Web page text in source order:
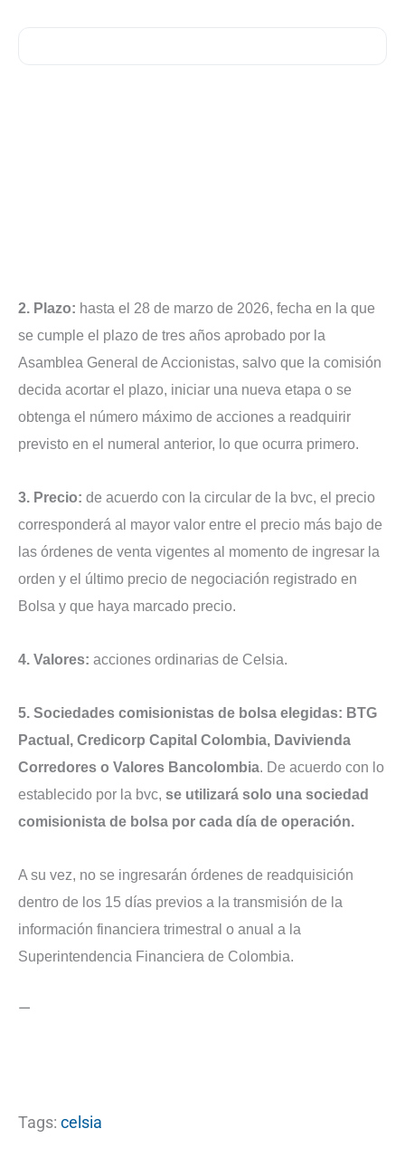
2. Plazo: hasta el 28 de marzo de 2026, fecha en la que
se cumple el plazo de tres años aprobado por la
Asamblea General de Accionistas, salvo que la comisión
decida acortar el plazo, iniciar una nueva etapa o se
obtenga el número máximo de acciones a readquirir
previsto en el numeral anterior, lo que ocurra primero.
3. Precio: de acuerdo con la circular de la bvc, el precio
corresponderá al mayor valor entre el precio más bajo de
las órdenes de venta vigentes al momento de ingresar la
orden y el último precio de negociación registrado en
Bolsa y que haya marcado precio.
4. Valores: acciones ordinarias de Celsia.
5. Sociedades comisionistas de bolsa elegidas: BTG
Pactual, Credicorp Capital Colombia, Davivienda
Corredores o Valores Bancolombia. De acuerdo con lo
establecido por la bvc, se utilizará solo una sociedad
comisionista de bolsa por cada día de operación.
A su vez, no se ingresarán órdenes de readquisición
dentro de los 15 días previos a la transmisión de la
información financiera trimestral o anual a la
Superintendencia Financiera de Colombia.
—
Tags: celsia